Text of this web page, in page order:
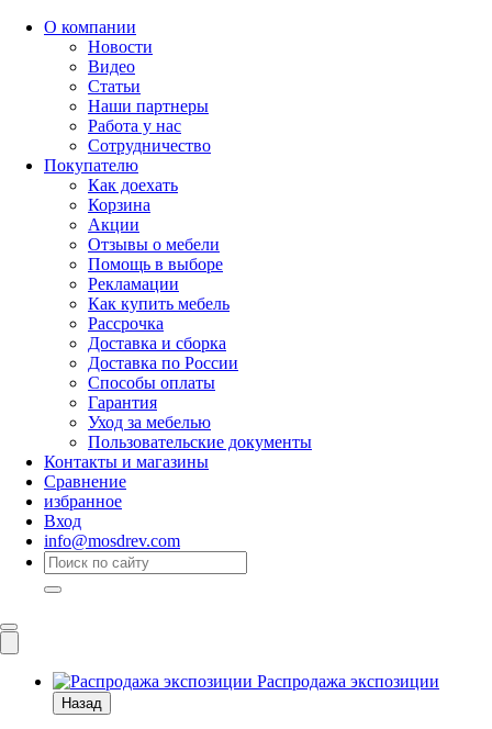
О компании
Новости
Видео
Статьи
Наши партнеры
Работа у нас
Сотрудничество
Покупателю
Как доехать
Корзина
Акции
Отзывы о мебели
Помощь в выборе
Рекламации
Как купить мебель
Рассрочка
Доставка и сборка
Доставка по России
Способы оплаты
Гарантия
Уход за мебелью
Пользовательские документы
Контакты и магазины
Сравнение
избранное
Вход
info@mosdrev.com
Распродажа экспозиции
Назад